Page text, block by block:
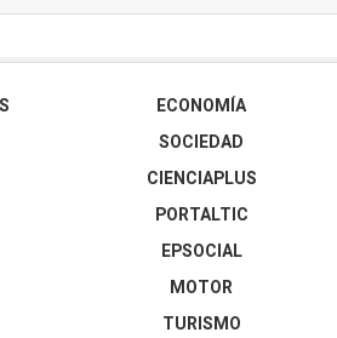
ECONOMÍA
SOCIEDAD
CIENCIAPLUS
PORTALTIC
EPSOCIAL
MOTOR
TURISMO